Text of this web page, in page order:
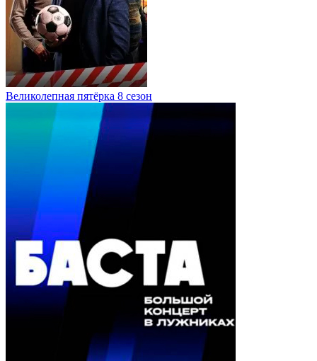
Великолепная пятёрка 8 сезон